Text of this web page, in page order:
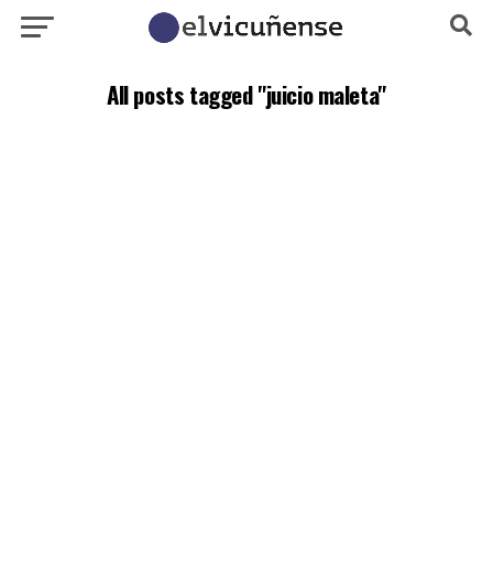
All posts tagged "juicio maleta"